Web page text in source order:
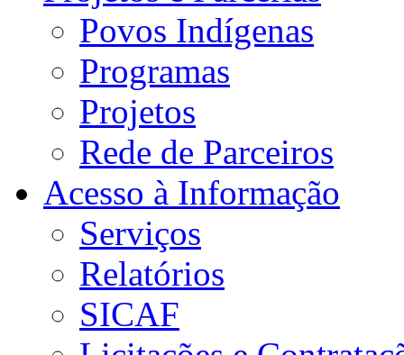
Povos Indígenas
Programas
Projetos
Rede de Parceiros
Acesso à Informação
Serviços
Relatórios
SICAF